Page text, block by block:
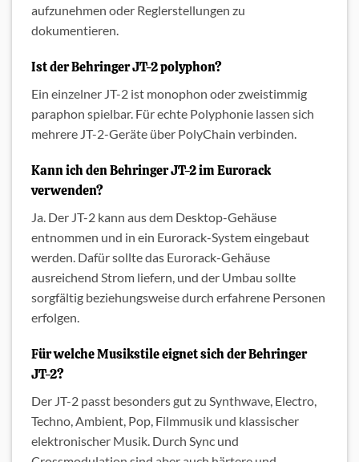
aufzunehmen oder Reglerstellungen zu
dokumentieren.
Ist der Behringer JT-2 polyphon?
Ein einzelner JT-2 ist monophon oder zweistimmig
paraphon spielbar. Für echte Polyphonie lassen sich
mehrere JT-2-Geräte über PolyChain verbinden.
Kann ich den Behringer JT-2 im Eurorack
verwenden?
Ja. Der JT-2 kann aus dem Desktop-Gehäuse
entnommen und in ein Eurorack-System eingebaut
werden. Dafür sollte das Eurorack-Gehäuse
ausreichend Strom liefern, und der Umbau sollte
sorgfältig beziehungsweise durch erfahrene Personen
erfolgen.
Für welche Musikstile eignet sich der Behringer
JT-2?
Der JT-2 passt besonders gut zu Synthwave, Electro,
Techno, Ambient, Pop, Filmmusik und klassischer
elektronischer Musik. Durch Sync und